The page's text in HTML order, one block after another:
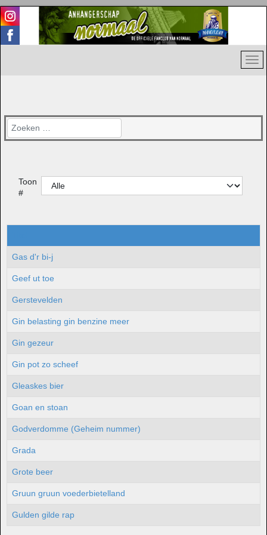
Zoeken
Toon
#
Gas d'r bi-j
Geef ut toe
Gerstevelden
Gin belasting gin benzine meer
Gin gezeur
Gin pot zo scheef
Gleaskes bier
Goan en stoan
Godverdomme (Geheim nummer)
Grada
Grote beer
Gruun gruun voederbietelland
Gulden gilde rap